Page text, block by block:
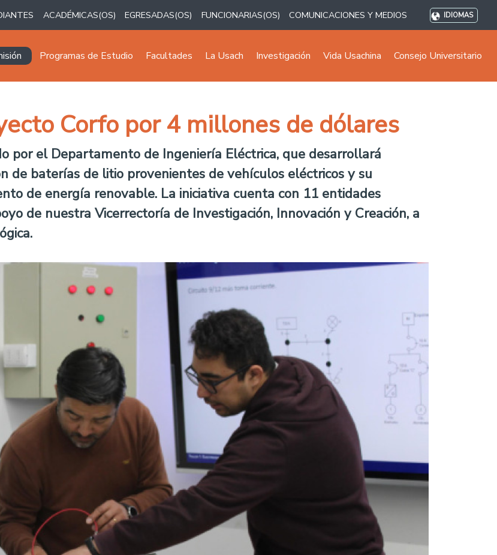
ACADÉMICAS(OS) EGRESADAS(OS) FUNCIONARIAS(OS) COMUNICACIONES Y MEDIOS IDIOMAS
principal
Programas de Estudio Facultades La Usach Investigación Vida Usachina Consejo Universitario
Corfo por 4 millones de dólares
por el Departamento de Ingeniería Eléctrica, que desarrollará
de baterías de litio provenientes de vehículos eléctricos y su
de energía renovable. La iniciativa cuenta con 11 entidades
de nuestra Vicerrectoría de Investigación, Innovación y Creación, a